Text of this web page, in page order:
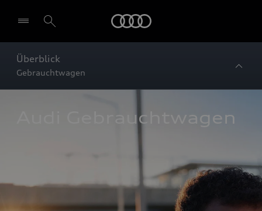
Überblick
Gebrauchtwagen
Audi Gebrauchtwagen